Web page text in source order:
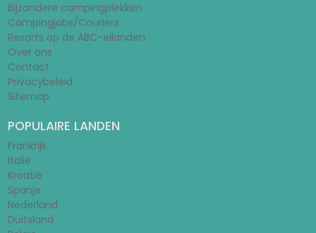
Bijzondere campingplekken
Campingjobs/Couriers
Resorts op de ABC-eilanden
Over ons
Contact
Privacybeleid
Sitemap
POPULAIRE LANDEN
Frankrijk
Italië
Kroatië
Spanje
Nederland
Duitsland